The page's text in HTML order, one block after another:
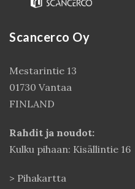
Scancerco Oy
Mestarintie 13
01730 Vantaa
FINLAND
Rahdit ja noudot:
Kulku pihaan: Kisällintie 16
> Pihakartta